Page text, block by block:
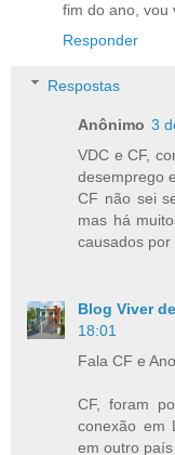
fim do ano, vou
Responder
Respostas
Anônimo 3
VDC e CF,
desemprego
CF não sei
mas há
causados
Blog Viver
18:01
Fala CF e
CF, foram
conexão em
em outro